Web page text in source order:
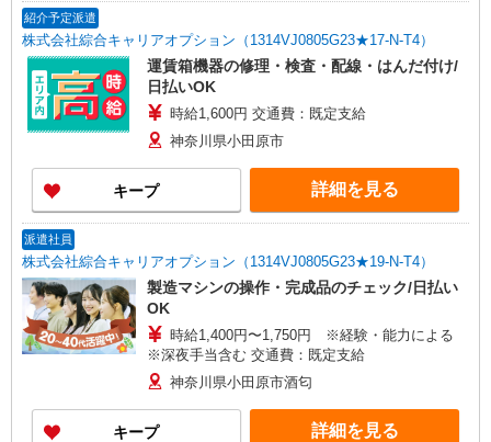
紹介予定派遣
株式会社綜合キャリアオプション（1314VJ0805G23★17-N-T4）
運賃箱機器の修理・検査・配線・はんだ付け/
日払いOK
時給1,600円 交通費：既定支給
神奈川県小田原市
キープ 詳細を見る
派遣社員
株式会社綜合キャリアオプション（1314VJ0805G23★19-N-T4）
製造マシンの操作・完成品のチェック/日払い
OK
時給1,400円〜1,750円 ※経験・能力による
※深夜手当含む 交通費：既定支給
神奈川県小田原市酒匂
キープ 詳細を見る